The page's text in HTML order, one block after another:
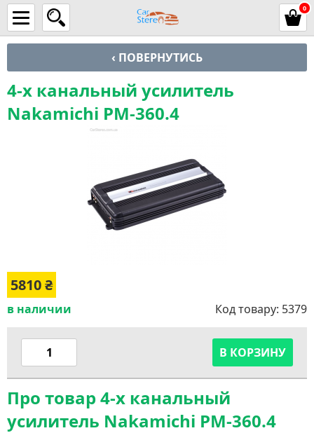
0
‹ ПОВЕРНУТИСЬ
4-х канальный усилитель
Nakamichi PM-360.4
5810₴
в наличии Код товару: 5379
В КОРЗИНУ
Про товар 4-х канальный
усилитель Nakamichi PM-360.4